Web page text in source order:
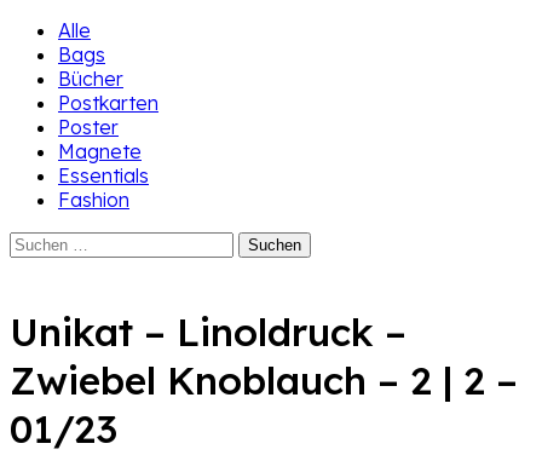
Alle
Bags
Bücher
Postkarten
Poster
Magnete
Essentials
Fashion
Suchen
Unikat – Linoldruck –
Zwiebel Knoblauch – 2 | 2 –
01/23